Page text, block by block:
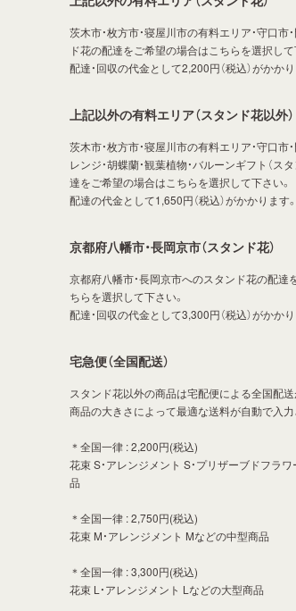
茨木市・枚方市・寝屋川市の有料エリア・守口市
ド花の配達をご希望の場合はこちらを選択して
配達・回収の代金として2,200円（税込）がかかり
上記以外の有料エリア（スタンド花以外）
茨木市・枚方市・寝屋川市の有料エリア・守口市
レンジ・胡蝶蘭・観葉植物・バルーンギフト（ス
達をご希望の場合はこちらを選択して下さい。
配達の代金として1,650円（税込）がかかります。
京都府八幡市・長岡京市（スタンド花）
京都府八幡市・長岡京市へのスタンド花の配達
ちらを選択して下さい。
配達・回収の代金として3,300円（税込）がかかり
宅急便（全国配送）
スタンド花以外の商品は宅配便による全国配送
商品の大きさによって最適な送料が自動で入力
＊全国一律 : 2,200円(税込)
花束 S・アレンジメント S・プリザーブドフラ
品
＊全国一律 : 2,750円(税込)
花束 M・アレンジメント Mなどの中型商品
＊全国一律 : 3,300円(税込)
花束 L・アレンジメント Lなどの大型商品